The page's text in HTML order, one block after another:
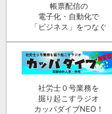
帳票配信の
電子化・自動化で
「ビジネス」をつなぐ
社労士０号業務を
掘り起こすラジオ
カッパダイブNEO！